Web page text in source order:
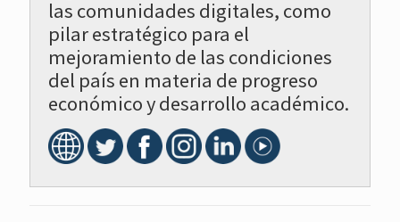
las comunidades digitales, como
pilar estratégico para el
mejoramiento de las condiciones
del país en materia de progreso
económico y desarrollo académico.